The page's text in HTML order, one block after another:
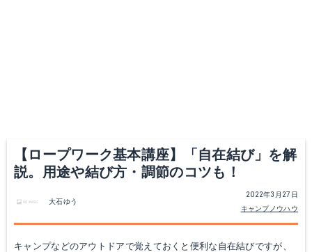
【ロープワーク基本講座】「自在結び」を解
説。用途や結び方・調節のコツも！
2022年3月27日
キャンプノウハウ
大石ゆう
キャンプなどのアウトドアで覚えておくと便利な自在結びですが、